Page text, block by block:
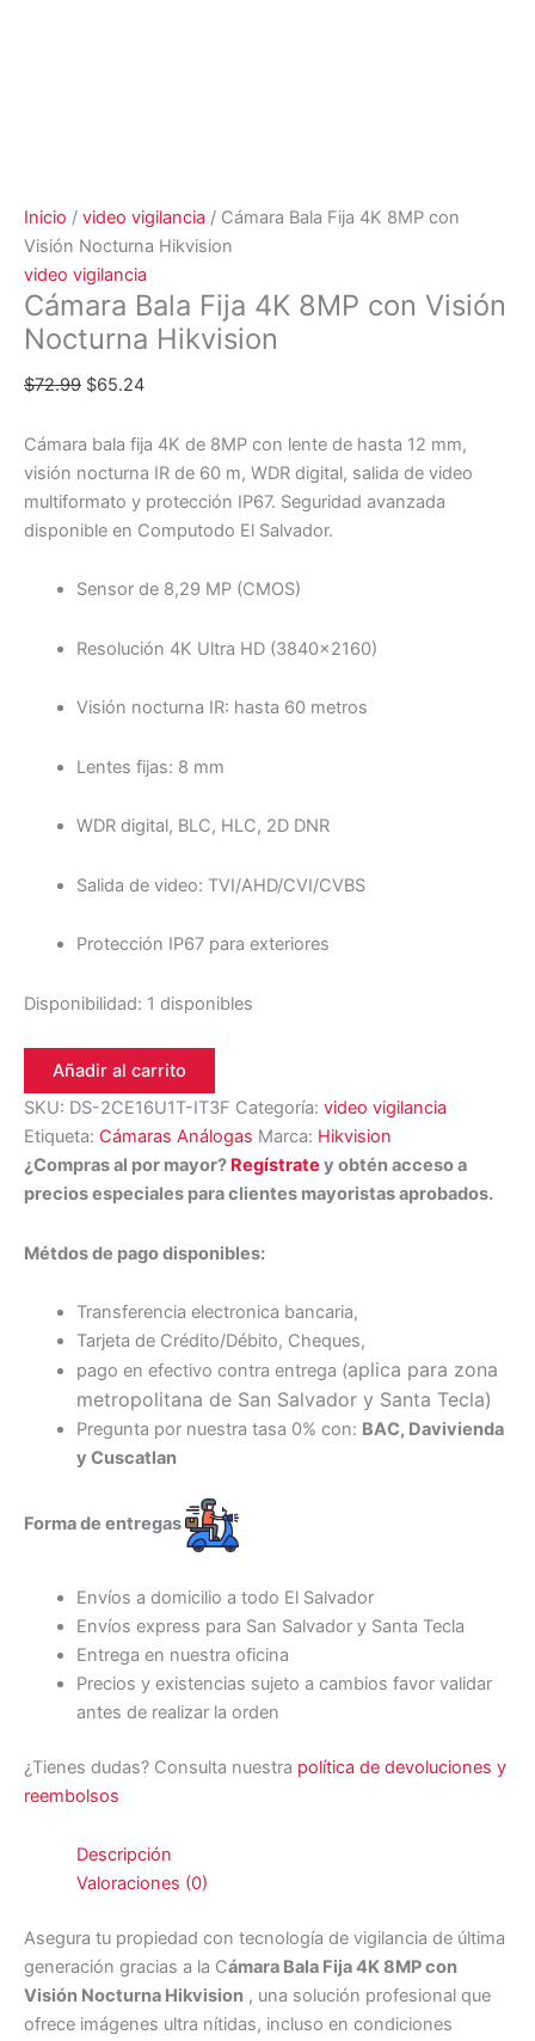
Inicio / video vigilancia / Cámara Bala Fija 4K 8MP con
Visión Nocturna Hikvision
video vigilancia
Cámara Bala Fija 4K 8MP con Visión
Nocturna Hikvision
$72.99 $65.24
Cámara bala fija 4K de 8MP con lente de hasta 12 mm,
visión nocturna IR de 60 m, WDR digital, salida de video
multiformato y protección IP67. Seguridad avanzada
disponible en Computodo El Salvador.
Sensor de 8,29 MP (CMOS)
Resolución 4K Ultra HD (3840×2160)
Visión nocturna IR: hasta 60 metros
Lentes fijas: 8 mm
WDR digital, BLC, HLC, 2D DNR
Salida de video: TVI/AHD/CVI/CVBS
Protección IP67 para exteriores
Disponibilidad: 1 disponibles
Añadir al carrito
SKU: DS-2CE16U1T-IT3F Categoría: video vigilancia
Etiqueta: Cámaras Análogas Marca: Hikvision
¿Compras al por mayor? Regístrate y obtén acceso a
precios especiales para clientes mayoristas aprobados.
Métdos de pago disponibles:
Transferencia electronica bancaria,
Tarjeta de Crédito/Débito, Cheques,
pago en efectivo contra entrega (aplica para zona
metropolitana de San Salvador y Santa Tecla)
Pregunta por nuestra tasa 0% con: BAC, Davivienda
y Cuscatlan
Forma de entregas
Envíos a domicilio a todo El Salvador
Envíos express para San Salvador y Santa Tecla
Entrega en nuestra oficina
Precios y existencias sujeto a cambios favor validar
antes de realizar la orden
¿Tienes dudas? Consulta nuestra política de devoluciones y
reembolsos
Descripción
Valoraciones (0)
Asegura tu propiedad con tecnología de vigilancia de última
generación gracias a la Cámara Bala Fija 4K 8MP con
Visión Nocturna Hikvision , una solución profesional que
ofrece imágenes ultra nítidas, incluso en condiciones